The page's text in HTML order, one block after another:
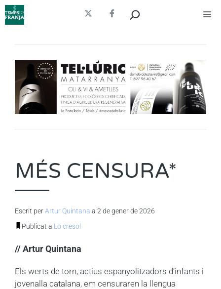
Vés
al
MÉS CENSURA*
Escrit perArtur Quintana a 2 de gener de 2026
Publicat a Lo cresol
// Artur Quintana
Els werts de torn, actius espanyolitzadors d’infants i
jovenalla catalana, em censuraren la llengua